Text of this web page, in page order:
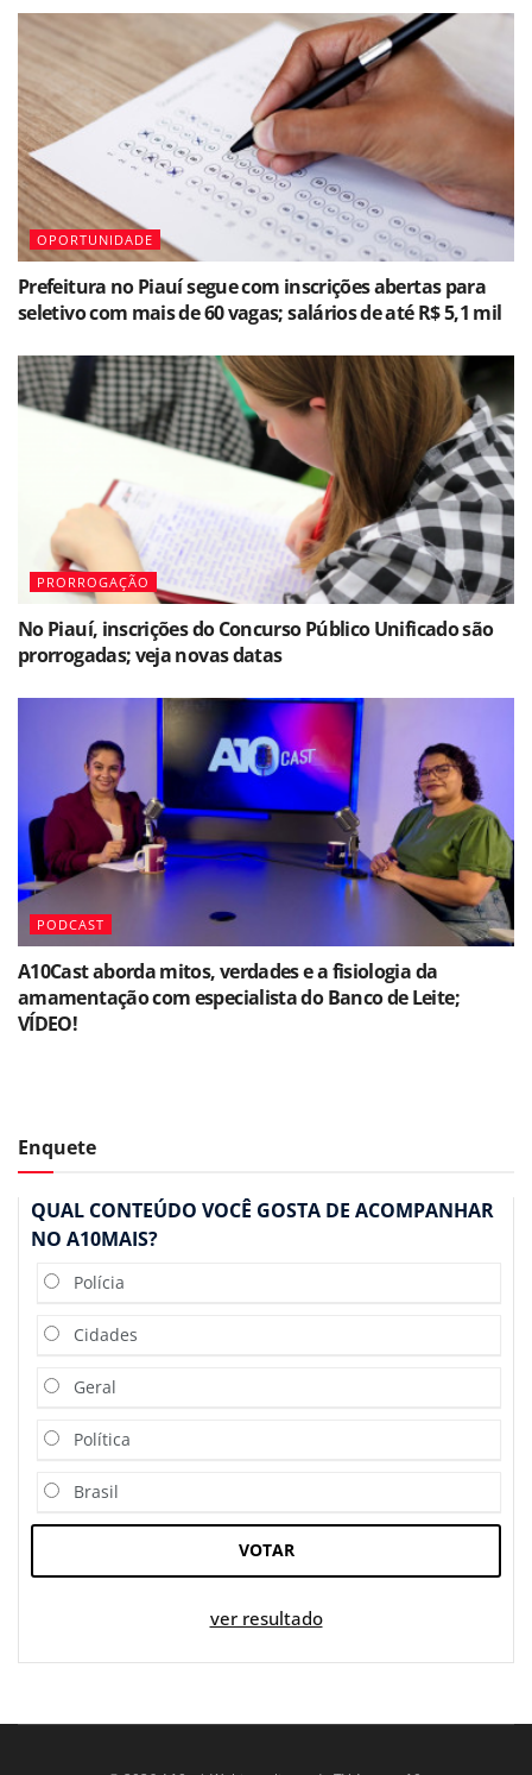
OPORTUNIDADE
Prefeitura no Piauí segue com inscrições abertas para
seletivo com mais de 60 vagas; salários de até R$ 5,1 mil
PRORROGAÇÃO
No Piauí, inscrições do Concurso Público Unificado são
prorrogadas; veja novas datas
PODCAST
A10Cast aborda mitos, verdades e a fisiologia da
amamentação com especialista do Banco de Leite;
VÍDEO!
Enquete
QUAL CONTEÚDO VOCÊ GOSTA DE ACOMPANHAR
NO A10MAIS?
Polícia
Cidades
Geral
Política
Brasil
VOTAR
ver resultado